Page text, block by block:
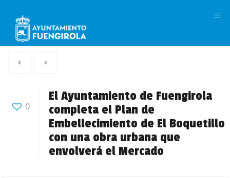
anterior
0
El Ayuntamiento de Fuengirola
completa el Plan de
Embellecimiento de El Boquetillo
con una obra urbana que
envolverá el Mercado